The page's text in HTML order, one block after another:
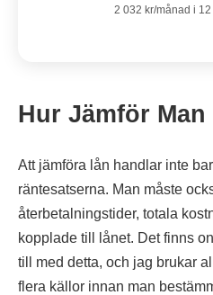
2 032 kr/månad i
Hur Jämför
Att jämföra lån handlar inte
räntesatserna. Man måste
återbetalningstider, totala
kopplade till lånet. Det finns
till med detta, och jag brukar
flera källor innan man